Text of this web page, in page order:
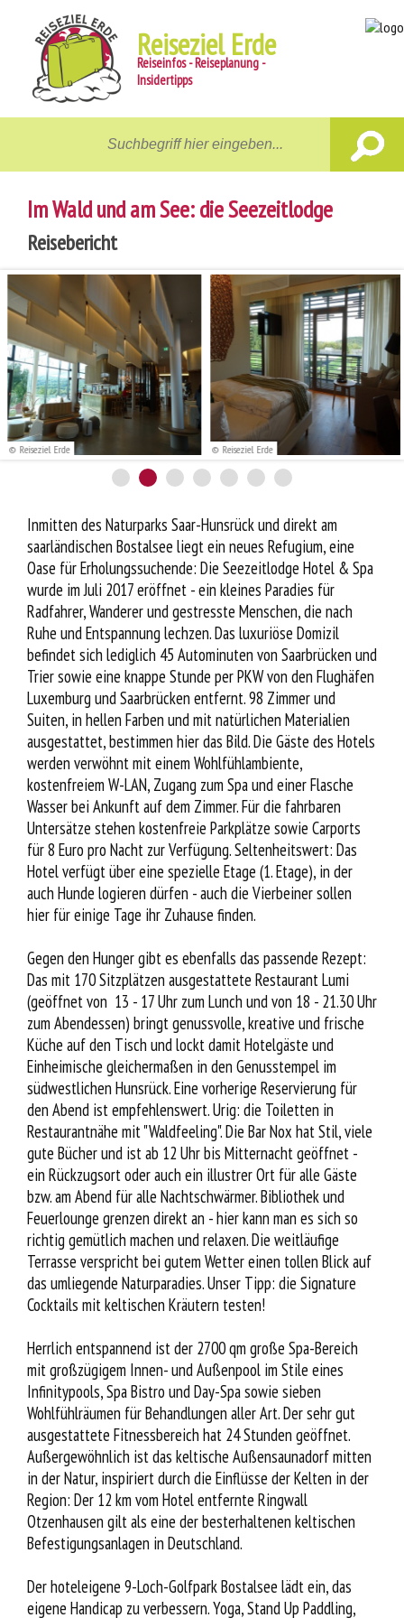
Reiseziel Erde
Reiseinfos - Reiseplanung -
Insidertipps
Unterwegs
Gastgeber
Aktiv
News
Reiseberichte
Service
Im Wald und am See: die Seezeitlodge
Reisebericht
© Reiseziel Erde © Reiseziel Erde
Inmitten des Naturparks Saar-Hunsrück und direkt am
saarländischen Bostalsee liegt ein neues Refugium, eine
Oase für Erholungssuchende: Die Seezeitlodge Hotel & Spa
wurde im Juli 2017 eröffnet - ein kleines Paradies für
Radfahrer, Wanderer und gestresste Menschen, die nach
Ruhe und Entspannung lechzen. Das luxuriöse Domizil
befindet sich lediglich 45 Autominuten von Saarbrücken und
Trier sowie eine knappe Stunde per PKW von den Flughäfen
Luxemburg und Saarbrücken entfernt. 98 Zimmer und
Suiten, in hellen Farben und mit natürlichen Materialien
ausgestattet, bestimmen hier das Bild. Die Gäste des Hotels
werden verwöhnt mit einem Wohlfühlambiente,
kostenfreiem W-LAN, Zugang zum Spa und einer Flasche
Wasser bei Ankunft auf dem Zimmer. Für die fahrbaren
Untersätze stehen kostenfreie Parkplätze sowie Carports
für 8 Euro pro Nacht zur Verfügung. Seltenheitswert: Das
Hotel verfügt über eine spezielle Etage (1. Etage), in der
auch Hunde logieren dürfen - auch die Vierbeiner sollen
hier für einige Tage ihr Zuhause finden.
Gegen den Hunger gibt es ebenfalls das passende Rezept:
Das mit 170 Sitzplätzen ausgestattete Restaurant Lumi
(geöffnet von 13 - 17 Uhr zum Lunch und von 18 - 21.30 Uhr
zum Abendessen) bringt genussvolle, kreative und frische
Küche auf den Tisch und lockt damit Hotelgäste und
Einheimische gleichermaßen in den Genusstempel im
südwestlichen Hunsrück. Eine vorherige Reservierung für
den Abend ist empfehlenswert. Urig: die Toiletten in
Restaurantnähe mit "Waldfeeling". Die Bar Nox hat Stil, viele
gute Bücher und ist ab 12 Uhr bis Mitternacht geöffnet -
ein Rückzugsort oder auch ein illustrer Ort für alle Gäste
bzw. am Abend für alle Nachtschwärmer. Bibliothek und
Feuerlounge grenzen direkt an - hier kann man es sich so
richtig gemütlich machen und relaxen. Die weitläufige
Terrasse verspricht bei gutem Wetter einen tollen Blick auf
das umliegende Naturparadies. Unser Tipp: die Signature
Cocktails mit keltischen Kräutern testen!
Herrlich entspannend ist der 2700 qm große Spa-Bereich
mit großzügigem Innen- und Außenpool im Stile eines
Infinitypools, Spa Bistro und Day-Spa sowie sieben
Wohlfühlräumen für Behandlungen aller Art. Der sehr gut
ausgestattete Fitnessbereich hat 24 Stunden geöffnet.
Außergewöhnlich ist das keltische Außensaunadorf mitten
in der Natur, inspiriert durch die Einflüsse der Kelten in der
Region: Der 12 km vom Hotel entfernte Ringwall
Otzenhausen gilt als eine der besterhaltenen keltischen
Befestigungsanlagen in Deutschland.
Der hoteleigene 9-Loch-Golfpark Bostalsee lädt ein, das
eigene Handicap zu verbessern. Yoga, Stand Up Paddling,